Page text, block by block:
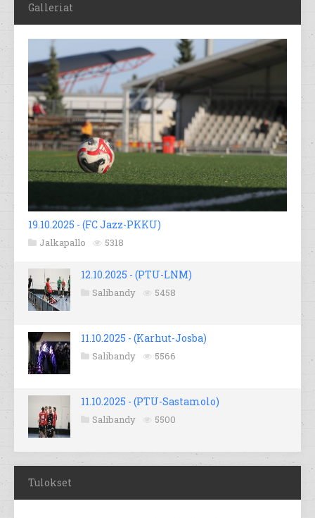
Galleriat
19.10.2025 - (FC Jazz-PKKU)
Jalkapallo 5318
12.10.2025 - (PTU-LNM)
Salibandy 5458
11.10.2025 - (Karhut-Josba)
Salibandy 5566
11.10.2025 - (PTU-Sastamolo)
Salibandy 5500
Tulokset